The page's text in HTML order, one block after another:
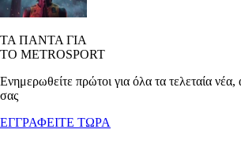
ΤΑ ΠΑΝΤΑ ΓΙΑ
ΤΟ METROSPORT
Ενημερωθείτε πρώτοι για όλα τα τελεταία
σας
ΕΓΓΡΑΦΕΙΤΕ ΤΩΡΑ